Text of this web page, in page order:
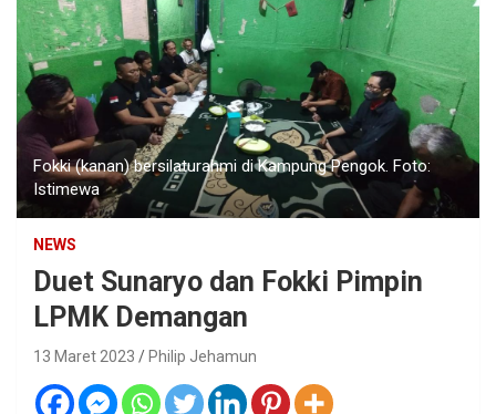
Fokki (kanan) bersilaturahmi di Kampung Pengok. Foto:
Istimewa
NEWS
Duet Sunaryo dan Fokki Pimpin
LPMK Demangan
13 Maret 2023 Philip Jehamun